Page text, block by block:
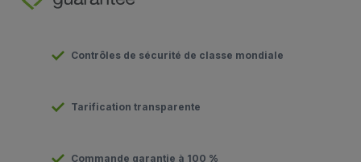
Contrôles de sécurité de classe mondiale
Tarification transparente
Commande garantie à 100 %